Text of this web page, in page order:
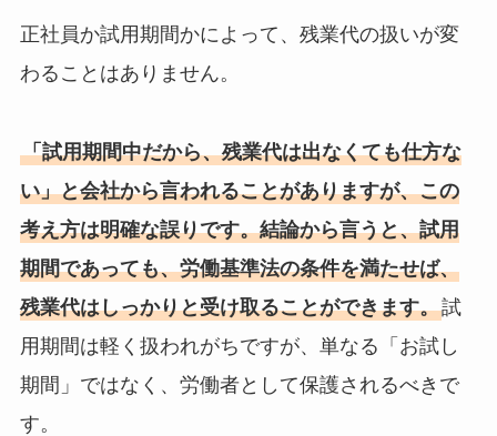
正社員か試用期間かによって、残業代の扱いが変
わることはありません。
「試用期間中だから、残業代は出なくても仕方な
い」と会社から言われることがありますが、この
考え方は明確な誤りです。結論から言うと、試用
期間であっても、労働基準法の条件を満たせば、
残業代はしっかりと受け取ることができます。試
用期間は軽く扱われがちですが、単なる「お試し
期間」ではなく、労働者として保護されるべきで
す。